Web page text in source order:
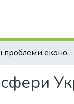
Сучасні проблеми економічного розвитку аграрної сфери України